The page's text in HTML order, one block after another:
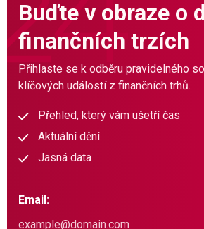
Buďte v obraze o
finančních trzích
Přihlaste se k odběru pravidelného
klíčových událostí z finančních trhů.
Přehled, který vám ušetří čas
Aktuální dění
Jasná data
Email: